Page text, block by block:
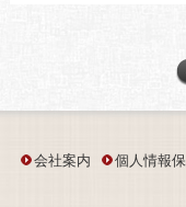
会社案内 個人情報